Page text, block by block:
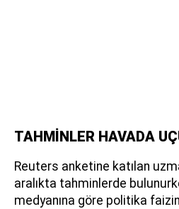
TAHMİNLER HAVADA
Reuters anketine katılan
aralıkta tahminlerde
medyanına göre politika